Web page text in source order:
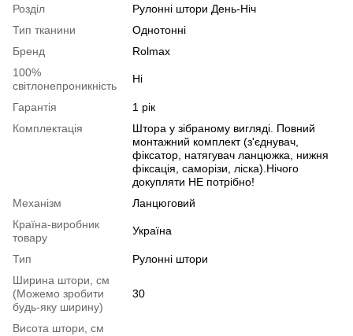
Розділ
Рулонні штори День-Ніч
Тип тканини
Однотонні
Бренд
Rolmax
100%
світлонепроникність
Ні
Гарантія
1 рік
Комплектація
Штора у зібраному вигляді. Повний
монтажний комплект (з'єднувач,
фіксатор, натягувач ланцюжка, нижня
фіксація, саморізи, ліска).Нічого
докупляти НЕ потрібно!
Механізм
Ланцюговий
Країна-виробник
товару
Україна
Тип
Рулонні штори
Ширина штори, см
(Можемо зробити
будь-яку ширину)
30
Висота штори, см